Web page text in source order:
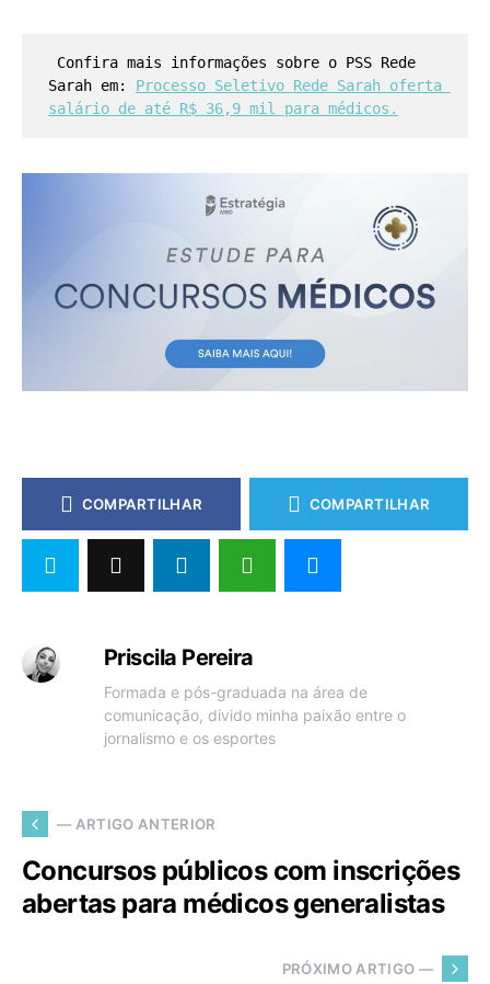
Sarah em: Processo Seletivo Rede Sarah oferta
salário de até R$ 36,9 mil para médicos.
COMPARTILHAR COMPARTILHAR
Priscila Pereira
Formada e pós-graduada na área de
comunicação, divido minha paixão entre o
jornalismo e os esportes
— ARTIGO ANTERIOR
Concursos públicos com inscrições
abertas para médicos generalistas
PRÓXIMO ARTIGO —